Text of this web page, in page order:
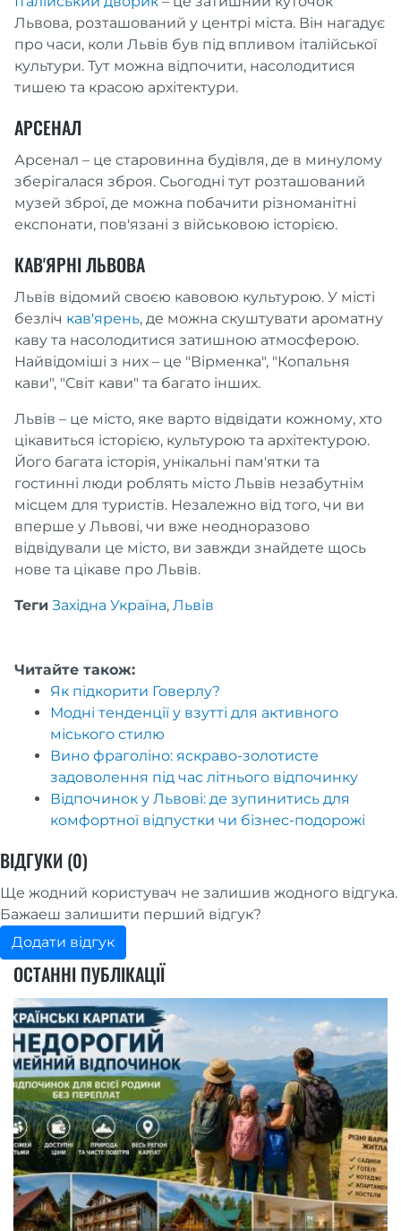
Львова, розташований у центрі міста. Він нагадує
про часи, коли Львів був під впливом італійської
культури. Тут можна відпочити, насолодитися
тишею та красою архітектури.
АРСЕНАЛ
Арсенал – це старовинна будівля, де в минулому
зберігалася зброя. Сьогодні тут розташований
музей зброї, де можна побачити різноманітні
експонати, пов'язані з військовою історією.
КАВ'ЯРНІ ЛЬВОВА
Львів відомий своєю кавовою культурою. У місті
безліч кав'ярень, де можна скуштувати ароматну
каву та насолодитися затишною атмосферою.
Найвідоміші з них – це "Вірменка", "Копальня
кави", "Світ кави" та багато інших.
Львів – це місто, яке варто відвідати кожному, хто
цікавиться історією, культурою та архітектурою.
Його багата історія, унікальні пам'ятки та
гостинні люди роблять місто Львів незабутнім
місцем для туристів. Незалежно від того, чи ви
вперше у Львові, чи вже неодноразово
відвідували це місто, ви завжди знайдете щось
нове та цікаве про Львів.
Теги Західна Україна, Львів
Читайте також:
Як підкорити Говерлу?
Модні тенденції у взутті для активного
міського стилю
Вино фраголіно: яскраво-золотисте
задоволення під час літнього відпочинку
Відпочинок у Львові: де зупинитись для
комфортної відпустки чи бізнес-подорожі
ВІДГУКИ (0)
Ще жодний користувач не залишив жодного відгука.
Бажаеш залишити перший відгук?
Додати відгук
ОСТАННІ ПУБЛІКАЦІЇ